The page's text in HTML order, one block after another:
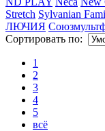
Stretch Sylvanian
ЛЮЧИЯ
Сортировать по:
1
2
3
4
5
всё